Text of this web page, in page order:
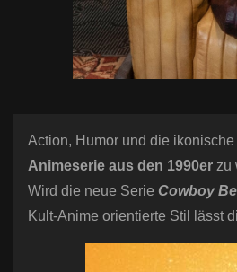
Action, Humor und die
Animeserie aus den 1990er zu
Wird die neue Serie Cowboy
Kult-Anime orientierte Stil lässt